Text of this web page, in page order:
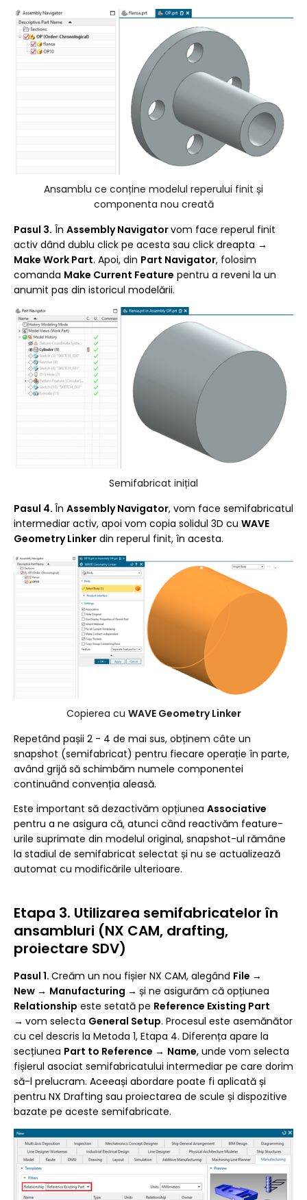
Ansamblu ce conține modelul reperului finit și
componenta nou creată
Pasul 3. În Assembly Navigatorvom face reperul finit
activ dând dublu click pe acesta sau click dreapta →
Make Work Part. Apoi, din Part Navigator, folosim
comanda Make Current Feature pentru a reveni la un
anumit pas din istoricul modelării.
Semifabricat inițial
Pasul 4. În Assembly Navigator, vom face semifabricatul
intermediar activ, apoi vom copia solidul 3D cu WAVE
Geometry Linker din reperul finit, în acesta.
Copierea cu WAVE Geometry Linker
Repetând pașii 2 - 4 de mai sus, obținem câte un
snapshot (semifabricat) pentru fiecare operație în parte,
având grijă să schimbăm numele componentei
continuând convenția aleasă.
Este important să dezactivăm opțiunea Associative
pentru a ne asigura că, atunci când reactivăm feature-
urile suprimate din modelul original, snapshot-ul rămâne
la stadiul de semifabricat selectat și nu se actualizează
automat cu modificările ulterioare.
Etapa 3. Utilizarea semifabricatelor în
ansambluri (NX CAM, drafting,
proiectare SDV)
Pasul 1. Creăm un nou fișier NX CAM, alegând File →
New → Manufacturing → și ne asigurăm că opțiunea
Relationship este setată pe Reference Existing Part
→ vom selecta General Setup. Procesul este asemănător
cu cel descris la Metoda 1, Etapa 4. Diferența apare la
secțiunea Part to Reference → Name, unde vom selecta
fișierul asociat semifabricatului intermediar pe care dorim
să-l prelucram. Aceeași abordare poate fi aplicată și
pentru NX Drafting sau proiectarea de scule și dispozitive
bazate pe aceste semifabricate.